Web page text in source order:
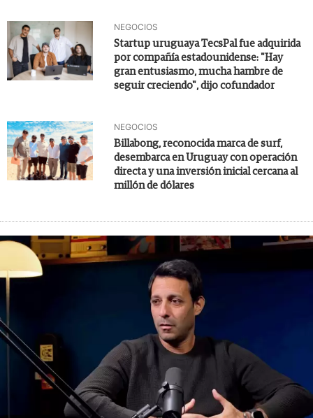
NEGOCIOS
Startup uruguaya TecsPal fue adquirida
por compañía estadounidense: "Hay
gran entusiasmo, mucha hambre de
seguir creciendo", dijo cofundador
NEGOCIOS
Billabong, reconocida marca de surf,
desembarca en Uruguay con operación
directa y una inversión inicial cercana al
millón de dólares